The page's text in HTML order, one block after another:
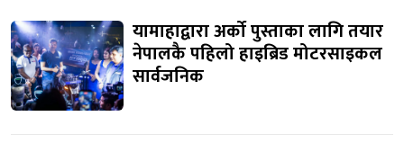
यामाहाद्वारा अर्को पुस्ताका लागि तयार
नेपालकै पहिलो हाइब्रिड मोटरसाइकल
सार्वजनिक